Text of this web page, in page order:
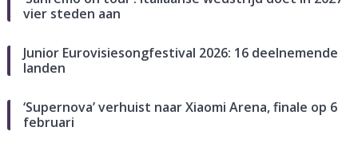
vier steden aan
Junior Eurovisiesongfestival 2026: 16 deelnemende
landen
‘Supernova’ verhuist naar Xiaomi Arena, finale op 6
februari